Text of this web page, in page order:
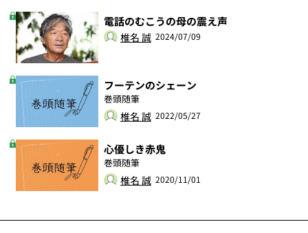
電話のむこうの母の震え声
椎名 誠 2024/07/09
フーテンのシェーン
巻頭随筆
椎名 誠 2022/05/27
心優しき赤鬼
巻頭随筆
椎名 誠 2020/11/01